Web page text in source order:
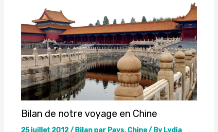
Bilan de notre voyage en Chine